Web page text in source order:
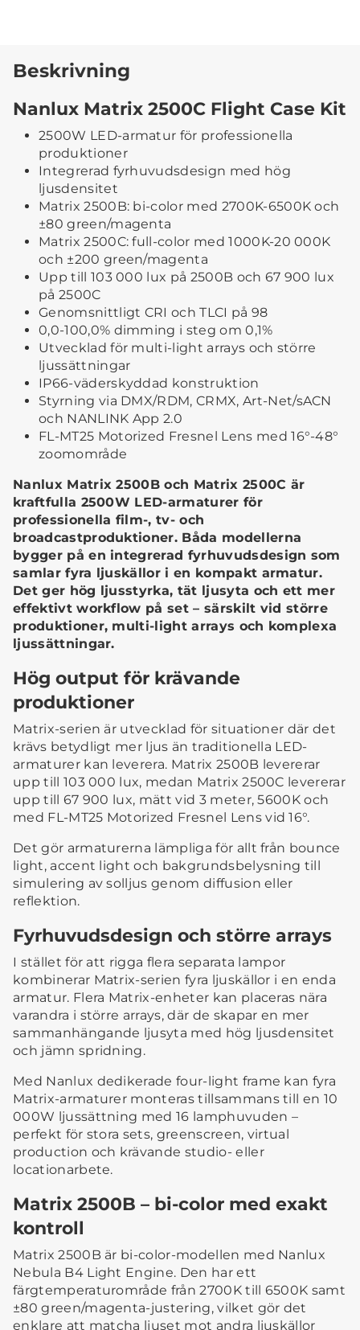
Beskrivning
Nanlux Matrix 2500C Flight Case Kit
2500W LED-armatur för professionella
produktioner
Integrerad fyrhuvudsdesign med hög
ljusdensitet
Matrix 2500B: bi-color med 2700K-6500K och
±80 green/magenta
Matrix 2500C: full-color med 1000K-20 000K
och ±200 green/magenta
Upp till 103 000 lux på 2500B och 67 900 lux
på 2500C
Genomsnittligt CRI och TLCI på 98
0,0-100,0% dimming i steg om 0,1%
Utvecklad för multi-light arrays och större
ljussättningar
IP66-väderskyddad konstruktion
Styrning via DMX/RDM, CRMX, Art-Net/sACN
och NANLINK App 2.0
FL-MT25 Motorized Fresnel Lens med 16°-48°
zoomområde
Nanlux Matrix 2500B och Matrix 2500C är
kraftfulla 2500W LED-armaturer för
professionella film-, tv- och
broadcastproduktioner. Båda modellerna
bygger på en integrerad fyrhuvudsdesign som
samlar fyra ljuskällor i en kompakt armatur.
Det ger hög ljusstyrka, tät ljusyta och ett mer
effektivt workflow på set – särskilt vid större
produktioner, multi-light arrays och komplexa
ljussättningar.
Hög output för krävande
produktioner
Matrix-serien är utvecklad för situationer där det
krävs betydligt mer ljus än traditionella LED-
armaturer kan leverera. Matrix 2500B levererar
upp till 103 000 lux, medan Matrix 2500C levererar
upp till 67 900 lux, mätt vid 3 meter, 5600K och
med FL-MT25 Motorized Fresnel Lens vid 16°.
Det gör armaturerna lämpliga för allt från bounce
light, accent light och bakgrundsbelysning till
simulering av solljus genom diffusion eller
reflektion.
Fyrhuvudsdesign och större arrays
I stället för att rigga flera separata lampor
kombinerar Matrix-serien fyra ljuskällor i en enda
armatur. Flera Matrix-enheter kan placeras nära
varandra i större arrays, där de skapar en mer
sammanhängande ljusyta med hög ljusdensitet
och jämn spridning.
Med Nanlux dedikerade four-light frame kan fyra
Matrix-armaturer monteras tillsammans till en 10
000W ljussättning med 16 lamphuvuden –
perfekt för stora sets, greenscreen, virtual
production och krävande studio- eller
locationarbete.
Matrix 2500B – bi-color med exakt
kontroll
Matrix 2500B är bi-color-modellen med Nanlux
Nebula B4 Light Engine. Den har ett
färgtemperaturområde från 2700K till 6500K samt
±80 green/magenta-justering, vilket gör det
enklare att matcha ljuset mot andra ljuskällor